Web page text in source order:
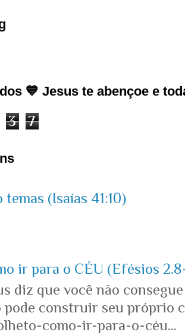
💙 Jesus te abençoe e
3 7
temas (Isaías 41:10)
ir para o CÉU (Efésios
diz que você não
pode construir seu próprio
como-ir-para-o-céu...